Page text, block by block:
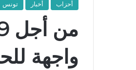
أحزاب أخبار تونس
واجهة